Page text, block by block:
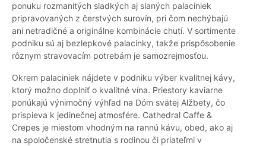
ponuku rozmanitých sladkých aj slaných palaciniek
pripravovaných z čerstvých surovín, pri čom nechýbajú
ani netradičné a originálne kombinácie chutí. V sortimente
podniku sú aj bezlepkové palacinky, takže prispôsobenie
rôznym stravovacím potrebám je samozrejmosťou.
Okrem palaciniek nájdete v podniku výber kvalitnej kávy,
ktorý možno doplniť o kvalitné vína. Priestory kaviarne
ponúkajú výnimočný výhľad na Dóm svätej Alžbety, čo
prispieva k jedinečnej atmosfére. Cathedral Caffe &
Crepes je miestom vhodným na rannú kávu, obed, ako aj
na spoločenské stretnutia s rodinou či priateľmi v